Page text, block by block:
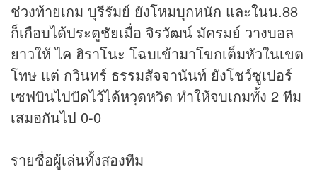
ช่วงท้ายเกม บุรีรัมย์ ยังโหมบุกหนัก และในน.88
ก็เกือบได้ประตูชัยเมื่อ จิรวัฒน์ มัครมย์ วางบอล
ยาวให้ ไค ฮิราโนะ โฉบเข้ามาโขกเต็มหัวในเขต
โทษ แต่ กวินทร์ ธรรมสัจจานันท์ ยังโชว์ซูเปอร์
เซฟบินไปปัดไว้ได้หวุดหวิด ทำให้จบเกมทั้ง 2 ทีม
เสมอกันไป 0-0
รายชื่อผู้เล่นทั้งสองทีม